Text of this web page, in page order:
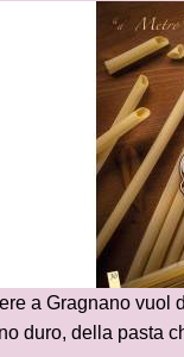
a Gragnano vuol
duro, della pasta